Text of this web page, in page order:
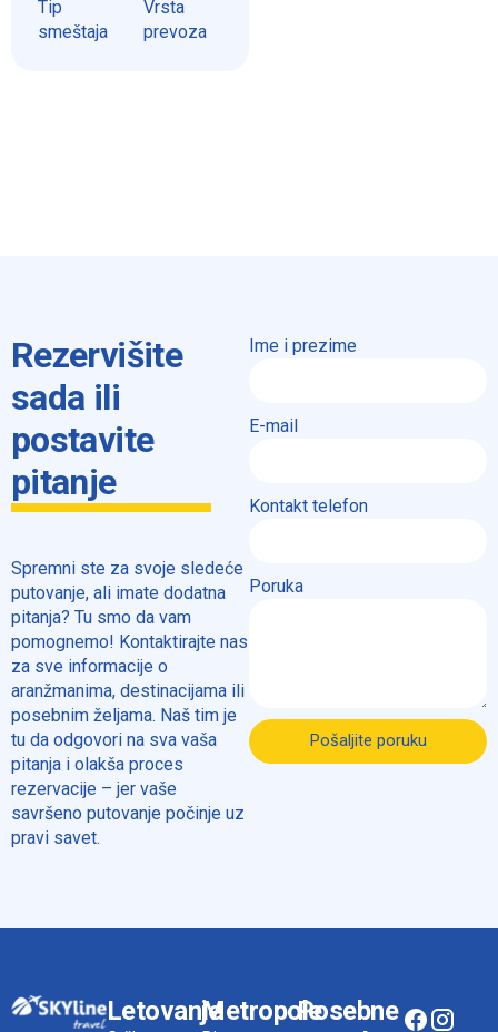
Tip
smeštaja
Vrsta
prevoza
Rezervišite
sada ili
postavite
pitanje
Spremni ste za svoje sledeće
putovanje, ali imate dodatna
pitanja? Tu smo da vam
pomognemo! Kontaktirajte nas
za sve informacije o
aranžmanima, destinacijama ili
posebnim željama. Naš tim je
tu da odgovori na sva vaša
pitanja i olakša proces
rezervacije – jer vaše
savršeno putovanje počinje uz
pravi savet.
Ime i prezime
E-mail
Kontakt telefon
Poruka
Pošaljite poruku
LetovanjeMetropolePosebne